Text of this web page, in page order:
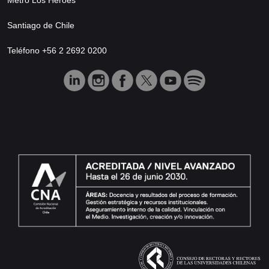
Santiago de Chile
Teléfono +56 2 2692 0200